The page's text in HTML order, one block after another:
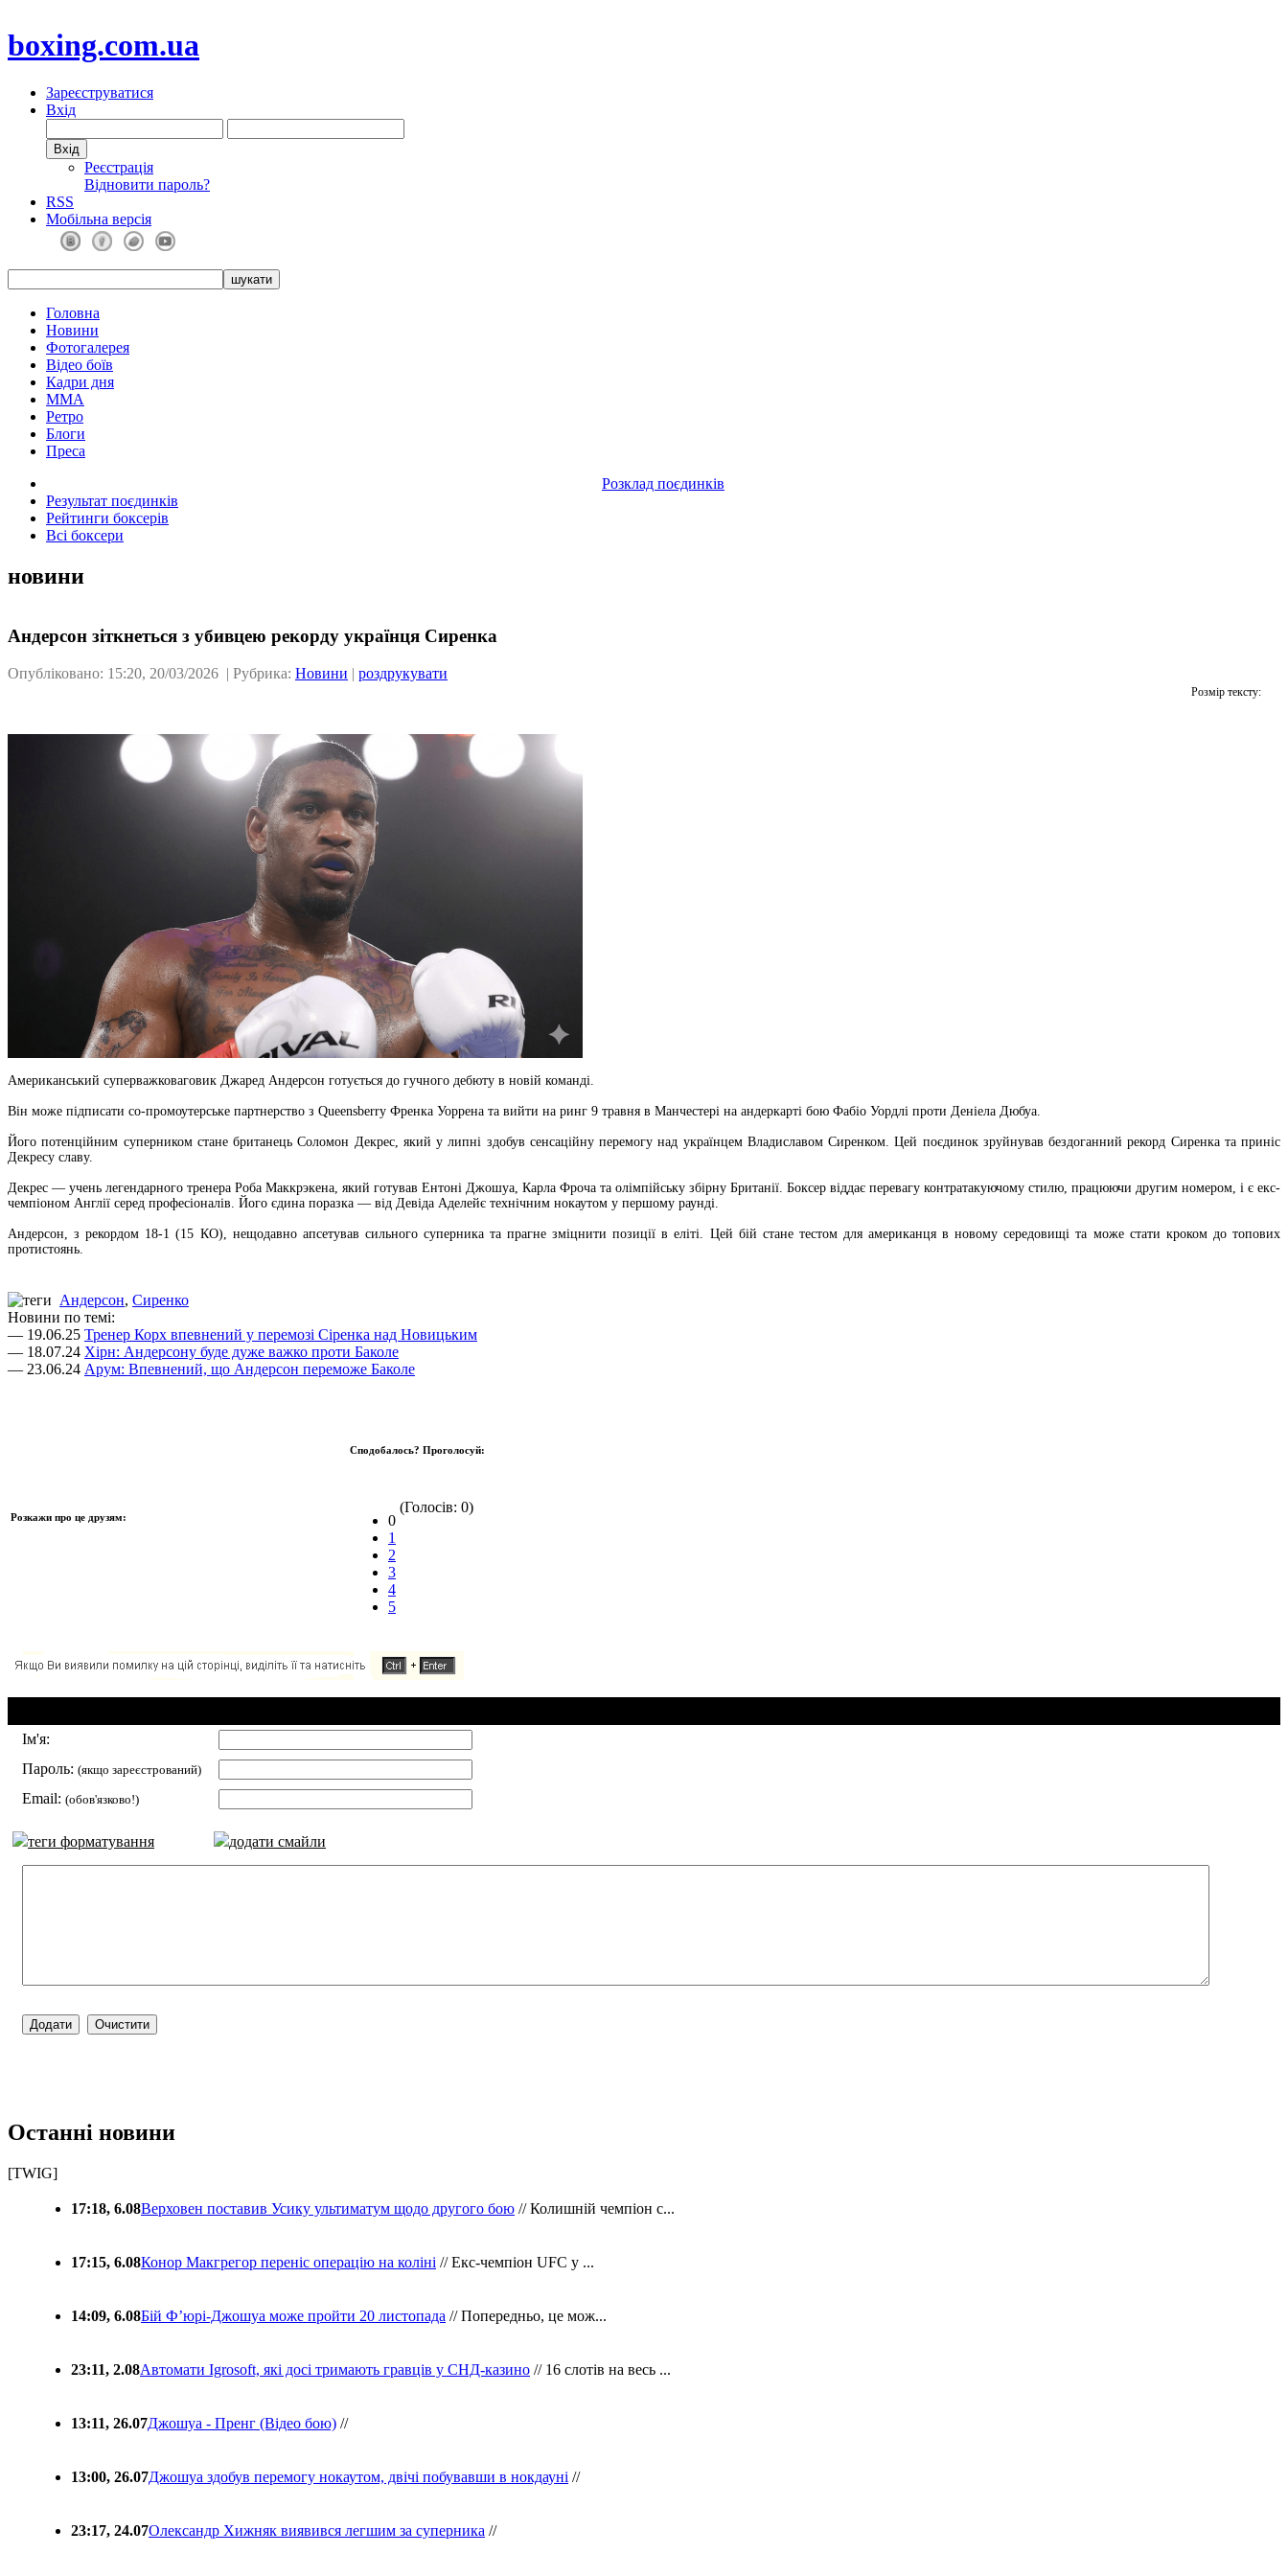
boxing.com.ua
Зареєструватися
Вхід
Реєстрація
Відновити пароль?
RSS
Мобільна версія
Головна
Новини
Фотогалерея
Відео боїв
Кадри дня
ММА
Ретро
Блоги
Преса
Розклад поєдинків
Результат поєдинків
Рейтинги боксерів
Всі боксери
новини
Андерсон зіткнеться з убивцею рекорду українця Сиренка
Опубліковано: 15:20, 20/03/2026 | Рубрика: Новини | роздрукувати
Розмір тексту:
Американський суперважковаговик Джаред Андерсон готується до гучного дебюту в новій команді.
Він може підписати со-промоутерське партнерство з Queensberry Френка Уоррена та вийти на ринг 9 травня в Манчестері на андеркарті бою Фабіо Уордлі проти Деніела Дюбуа.
Його потенційним суперником стане британець Соломон Декрес, який у липні здобув сенсаційну перемогу над українцем Владиславом Сиренком. Цей поєдинок зруйнував бездоганний рекорд Сиренка та приніс
Декресу славу.
Декрес — учень легендарного тренера Роба Маккрэкена, який готував Ентоні Джошуа, Карла Фроча та олімпійську збірну Британії. Боксер віддає перевагу контратакуючому стилю, працюючи другим номером, і є екс-
чемпіоном Англії серед професіоналів. Його єдина поразка — від Девіда Аделейє технічним нокаутом у першому раунді.
Андерсон, з рекордом 18-1 (15 КО), нещодавно апсетував сильного суперника та прагне зміцнити позиції в еліті. Цей бій стане тестом для американця в новому середовищі та може стати кроком до топових
протистоянь.
Андерсон, Сиренко
Новини по темі:
— 19.06.25 Тренер Корх впевнений у перемозі Сіренка над Новицьким
— 18.07.24 Хірн: Андерсону буде дуже важко проти Баколе
— 23.06.24 Арум: Впевнений, що Андерсон переможе Баколе
Розкажи про це друзям:
Сподобалось? Проголосуй:
0
1
2
3
4
5
(Голосів: 0)
Ім'я:
Пароль: (якщо зареєстрований)
Email: (обов'язково!)
теги форматування додати смайли
Останні новини
[TWIG]
17:18, 6.08Верховен поставив Усику ультиматум щодо другого бою // Колишній чемпіон с...
17:15, 6.08Конор Макгрегор переніс операцію на коліні // Екс-чемпіон UFC у ...
14:09, 6.08Бій Ф’юрі-Джошуа може пройти 20 листопада // Попередньо, це мож...
23:11, 2.08Автомати Igrosoft, які досі тримають гравців у СНД-казино // 16 слотів на весь ...
13:11, 26.07Джошуа - Пренг (Відео бою) //
13:00, 26.07Джошуа здобув перемогу нокаутом, двічі побувавши в нокдауні //
23:17, 24.07Олександр Хижняк виявився легшим за суперника //